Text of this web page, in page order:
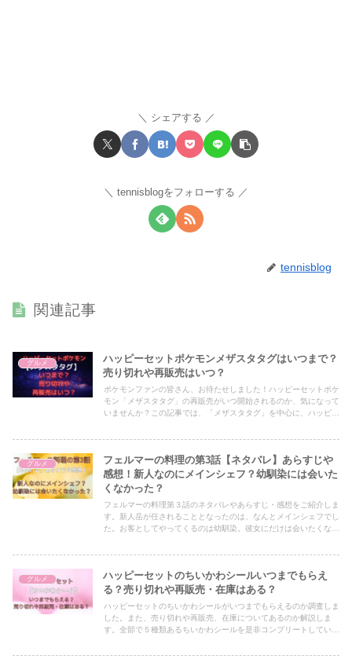
シェアする
tennisblogをフォローする
tennisblog
関連記事
グルメ
ハッピーセットポケモンメザスタタグはいつまで？
売り切れや再販売はいつ？
ポケモンファンの皆さん、お待たせしました！ハッピーセットポケ
モン「メザスタタグ」の再販売がいつ開始されるのか、気になって
いませんか？この記事では、「メザスタタグ」を中心に、ハッピー
ましょう！最新の再販売情報をチェックして、ハッピーセットポケ
モンコレクションを充実させましょう。お楽しみに！
グルメ
フェルマーの料理の第3話【ネタバレ】あらすじや
感想！新人なのにメインシェフ？幼馴染には会いた
くなかった？
フェルマーの料理第３話のネタバレやあらすじ・感想をご紹介しま
す。新人岳が任されることとなったのは、なんとメインシェフでし
た。お客としてやってくるのは幼馴染。彼女にだけは会いたくなか
グルメ
ハッピーセットのちいかわシールいつまでもらえ
る？売り切れや再販売・在庫はある？
ハッピーセットのちいかわシールがいつまでもらえるのか調査しま
した。また、売り切れや再販売、在庫についてあるのか解説しま
す。全部で５種類あるちいかわシールを是非コンプリートしていき